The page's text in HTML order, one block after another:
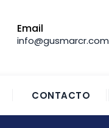
Email
info@gusmarcr.com
CONTACTO